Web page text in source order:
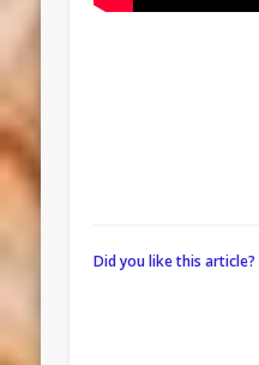
Did you like this